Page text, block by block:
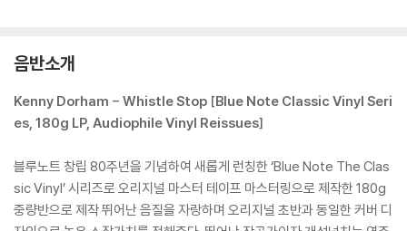
음반소개
Kenny Dorham - Whistle Stop [Blue Note Classic Vinyl Seri
es, 180g LP, Audiophile Vinyl Reissues]
블루노트 창립 80주년을 기념하여 새롭게 런칭한 ‘Blue Note The Clas
sic Vinyl’ 시리즈로 오리지널 마스터 테이프 마스터링으로 제작한 180g
중량반으로 제작 뛰어난 음질을 자랑하며 오리지널 초반과 동일한 커버 디